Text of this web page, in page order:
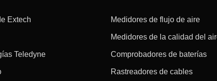
Extech
Teledyne
Medidores de flujo de aire
Medidores de la calidad del
Comprobadores de baterías
Rastreadores de cables